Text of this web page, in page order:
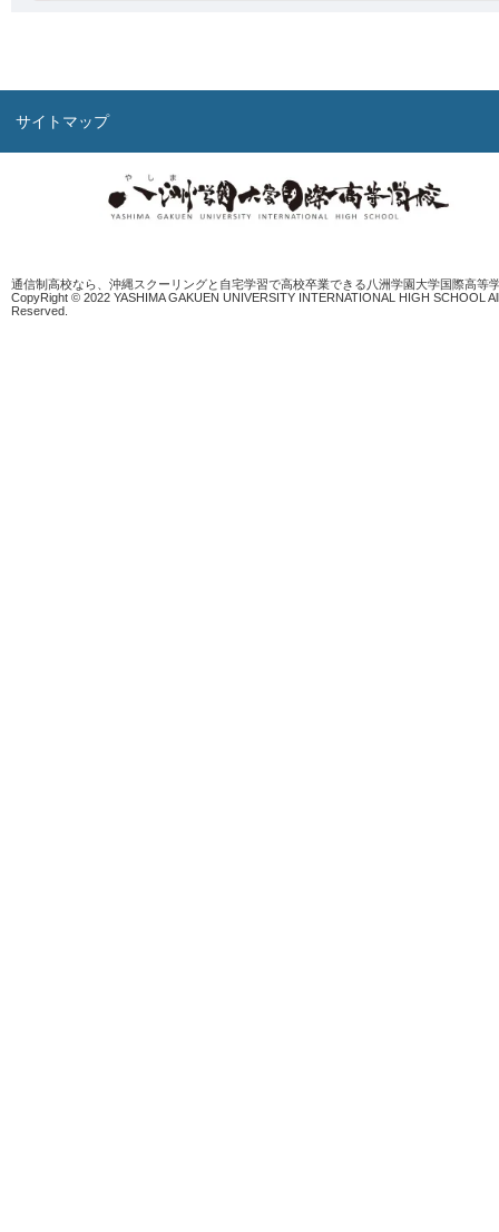
サイトマップ
通信制高校なら、沖縄スクーリングと自宅学習で高校卒業できる八洲学園大学国際高等
CopyRight © 2022 YASHIMA GAKUEN UNIVERSITY INTERNATIONAL HIGH SCHOOL
Reserved.